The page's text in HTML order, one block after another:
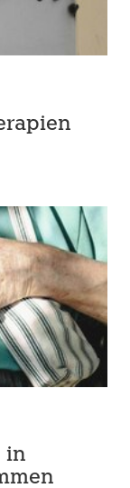
in